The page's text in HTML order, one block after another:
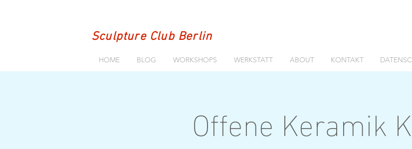
Sculpture Club Berlin
HOME BLOG WORKSHOPS WERKSTATT ABOUT KONTAKT
Offene Keramik